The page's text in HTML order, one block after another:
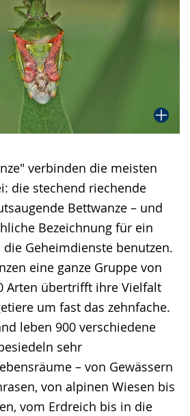
verbinden die meisten
die stechend riechende
Bettwanze – und
Bezeichnung für ein
Geheimdienste benutzen.
eine ganze Gruppe von
Arten übertrifft ihre Vielfalt
um fast das zehnfache.
leben 900 verschiedene
sehr
– von Gewässern
von alpinen Wiesen bis
vom Erdreich bis in die